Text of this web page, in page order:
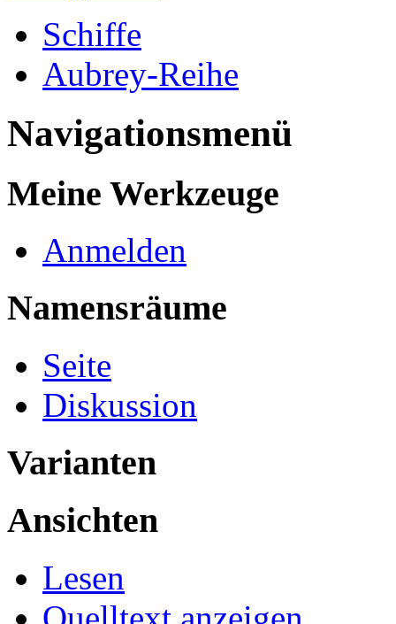
Schiffe
Aubrey-Reihe
Navigationsmenü
Meine Werkzeuge
Anmelden
Namensräume
Seite
Diskussion
Varianten
Ansichten
Lesen